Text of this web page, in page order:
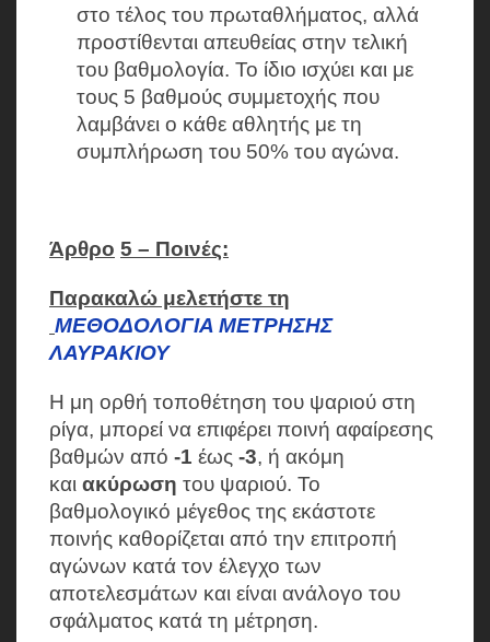
στο τέλος του πρωταθλήματος, αλλά
προστίθενται απευθείας στην τελική
του βαθμολογία. Το ίδιο ισχύει και με
τους 5 βαθμούς συμμετοχής που
λαμβάνει ο κάθε αθλητής με τη
συμπλήρωση του 50% του αγώνα.
Άρθρο 5 – Ποινές:
Παρακαλώ μελετήστε τη
ΜΕΘΟΔΟΛΟΓΙΑ ΜΕΤΡΗΣΗΣ
ΛΑΥΡΑΚΙΟΥ
Η μη ορθή τοποθέτηση του ψαριού στη
ρίγα, μπορεί να επιφέρει ποινή αφαίρεσης
βαθμών από -1 έως -3, ή ακόμη
και ακύρωση του ψαριού. Το
βαθμολογικό μέγεθος της εκάστοτε
ποινής καθορίζεται από την επιτροπή
αγώνων κατά τον έλεγχο των
αποτελεσμάτων και είναι ανάλογο του
σφάλματος κατά τη μέτρηση.